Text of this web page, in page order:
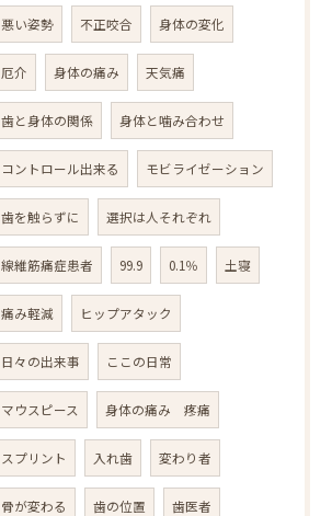
悪い姿勢 不正咬合 身体の変化
厄介 身体の痛み 天気痛
歯と身体の関係 身体と噛み合わせ
コントロール出来る モビライゼーション
歯を触らずに 選択は人それぞれ
線維筋痛症患者 99.9 0.1％ 土寝
痛み軽減 ヒップアタック
日々の出来事 ここの日常
マウスピース 身体の痛み 疼痛
スプリント 入れ歯 変わり者
骨が変わる 歯の位置 歯医者